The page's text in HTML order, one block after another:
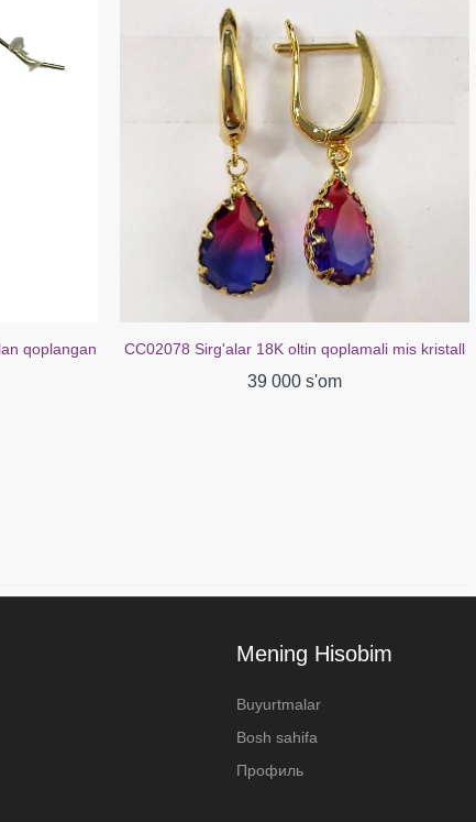
mis kristall
CC00148 Uzuk guruch kubik tsirkoniya oq oltin
Mening Hisobim
Buyurtmalar
Bosh sahifa
Профиль